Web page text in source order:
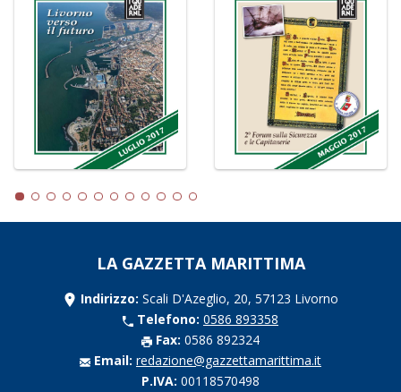
LA GAZZETTA MARITTIMA
Indirizzo: Scali D'Azeglio, 20, 57123 Livorno
Telefono: 0586 893358
Fax: 0586 892324
Email: redazione@gazzettamarittima.it
P.IVA: 00118570498